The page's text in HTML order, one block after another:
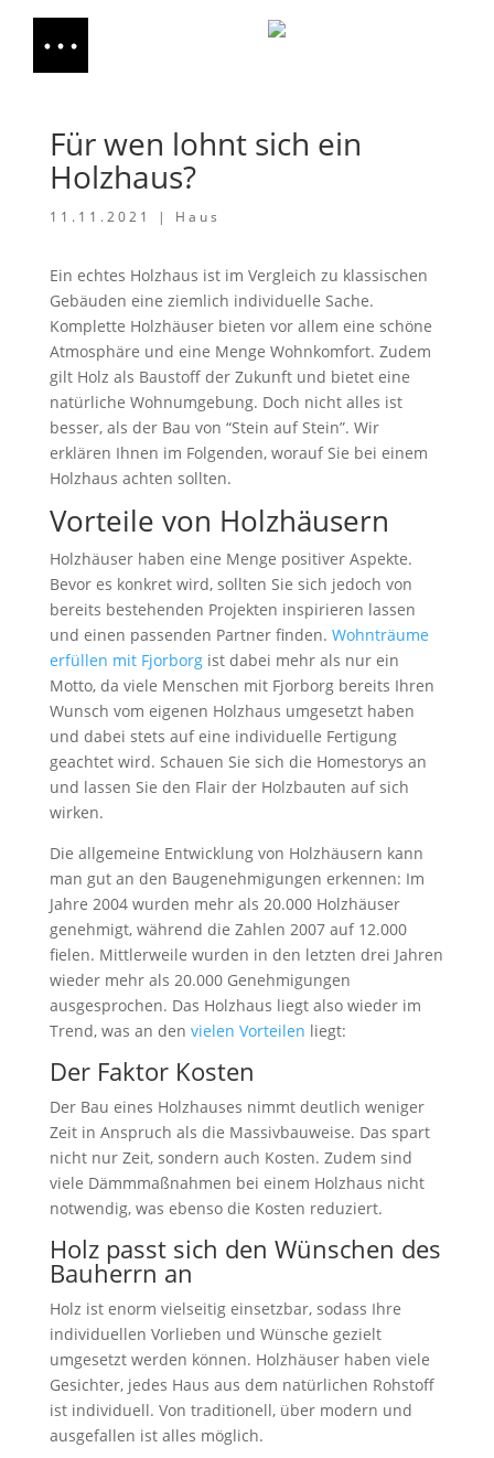
Für wen lohnt sich ein
Holzhaus?
11.11.2021 | Haus
Ein echtes Holzhaus ist im Vergleich zu klassischen
Gebäuden eine ziemlich individuelle Sache.
Komplette Holzhäuser bieten vor allem eine schöne
Atmosphäre und eine Menge Wohnkomfort. Zudem
gilt Holz als Baustoff der Zukunft und bietet eine
natürliche Wohnumgebung. Doch nicht alles ist
besser, als der Bau von “Stein auf Stein”. Wir
erklären Ihnen im Folgenden, worauf Sie bei einem
Holzhaus achten sollten.
Vorteile von Holzhäusern
Holzhäuser haben eine Menge positiver Aspekte.
Bevor es konkret wird, sollten Sie sich jedoch von
bereits bestehenden Projekten inspirieren lassen
und einen passenden Partner finden. Wohnträume
erfüllen mit Fjorborgist dabei mehr als nur ein
Motto, da viele Menschen mit Fjorborg bereits Ihren
Wunsch vom eigenen Holzhaus umgesetzt haben
und dabei stets auf eine individuelle Fertigung
geachtet wird. Schauen Sie sich die Homestorys an
und lassen Sie den Flair der Holzbauten auf sich
wirken.
Die allgemeine Entwicklung von Holzhäusern kann
man gut an den Baugenehmigungen erkennen: Im
Jahre 2004 wurden mehr als 20.000 Holzhäuser
genehmigt, während die Zahlen 2007 auf 12.000
fielen. Mittlerweile wurden in den letzten drei Jahren
wieder mehr als 20.000 Genehmigungen
ausgesprochen. Das Holzhaus liegt also wieder im
Trend, was an den vielen Vorteilen liegt:
Der Faktor Kosten
Der Bau eines Holzhauses nimmt deutlich weniger
Zeit in Anspruch als die Massivbauweise. Das spart
nicht nur Zeit, sondern auch Kosten. Zudem sind
viele Dämmmaßnahmen bei einem Holzhaus nicht
notwendig, was ebenso die Kosten reduziert.
Holz passt sich den Wünschen des
Bauherrn an
Holz ist enorm vielseitig einsetzbar, sodass Ihre
individuellen Vorlieben und Wünsche gezielt
umgesetzt werden können. Holzhäuser haben viele
Gesichter, jedes Haus aus dem natürlichen Rohstoff
ist individuell. Von traditionell, über modern und
ausgefallen ist alles möglich.